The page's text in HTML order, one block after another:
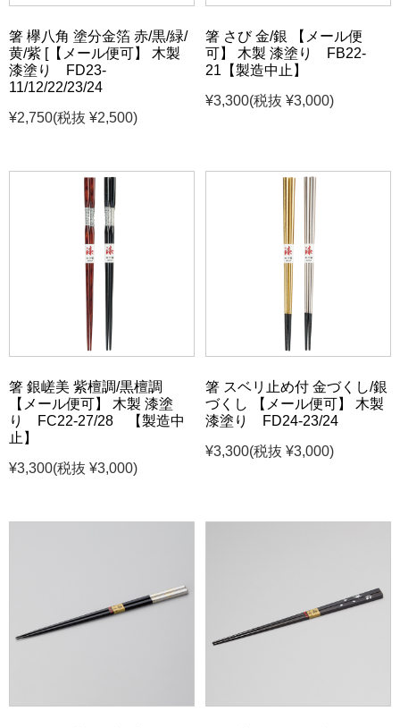
箸 欅八角 塗分金箔 赤/黒/緑/
黄/紫 [【メール便可】 木製
漆塗り FD23-
11/12/22/23/24
¥2,750(税抜 ¥2,500)
箸 さび 金/銀 【メール便
可】 木製 漆塗り FB22-
21【製造中止】
¥3,300(税抜 ¥3,000)
箸 銀嵯美 紫檀調/黒檀調
【メール便可】 木製 漆塗
り FC22-27/28 【製造中
止】
¥3,300(税抜 ¥3,000)
箸 スベリ止め付 金づくし/銀
づくし 【メール便可】 木製
漆塗り FD24-23/24
¥3,300(税抜 ¥3,000)